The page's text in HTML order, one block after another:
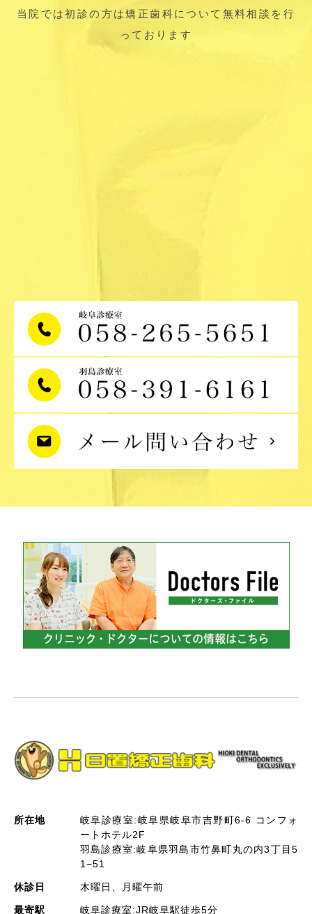
当院では初診の方は矯正歯科について無料相談を行
っております
所在地
岐阜診療室:岐阜県岐阜市吉野町6-6 コンフォ
ートホテル2F
羽島診療室:岐阜県羽島市竹鼻町丸の内3丁目5
1−51
休診日 木曜日、月曜午前
最寄駅 岐阜診療室:JR岐阜駅徒歩5分